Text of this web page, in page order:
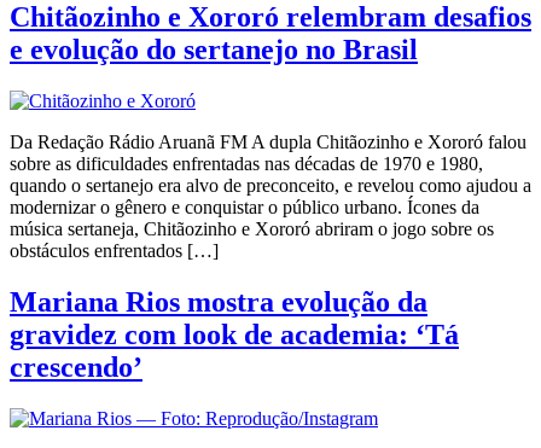
Chitãozinho e Xororó relembram desafios
e evolução do sertanejo no Brasil
Da Redação Rádio Aruanã FM A dupla Chitãozinho e Xororó falou
sobre as dificuldades enfrentadas nas décadas de 1970 e 1980,
quando o sertanejo era alvo de preconceito, e revelou como ajudou a
modernizar o gênero e conquistar o público urbano. Ícones da
música sertaneja, Chitãozinho e Xororó abriram o jogo sobre os
obstáculos enfrentados […]
Mariana Rios mostra evolução da
gravidez com look de academia: ‘Tá
crescendo’